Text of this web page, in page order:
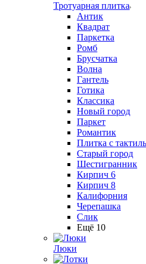
Тротуарная плитка
Антик
Квадрат
Паркетка
Ромб
Брусчатка
Волна
Гантель
Готика
Классика
Новый город
Паркет
Романтик
Плитка с
Старый город
Шестигранник
Кирпич 6
Кирпич 8
Калифорния
Черепашка
Слик
Ещё 10
Люки